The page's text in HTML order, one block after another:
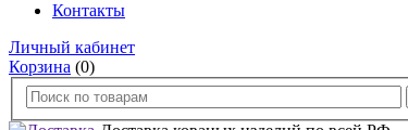
Контакты
Личный кабинет
Корзина (0)